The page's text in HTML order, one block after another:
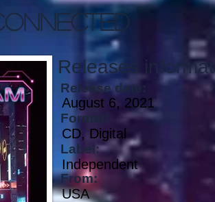
Releases
Release date:
August 6, 2021
Format:
CD, Digital
Label:
From:
Independent
USA